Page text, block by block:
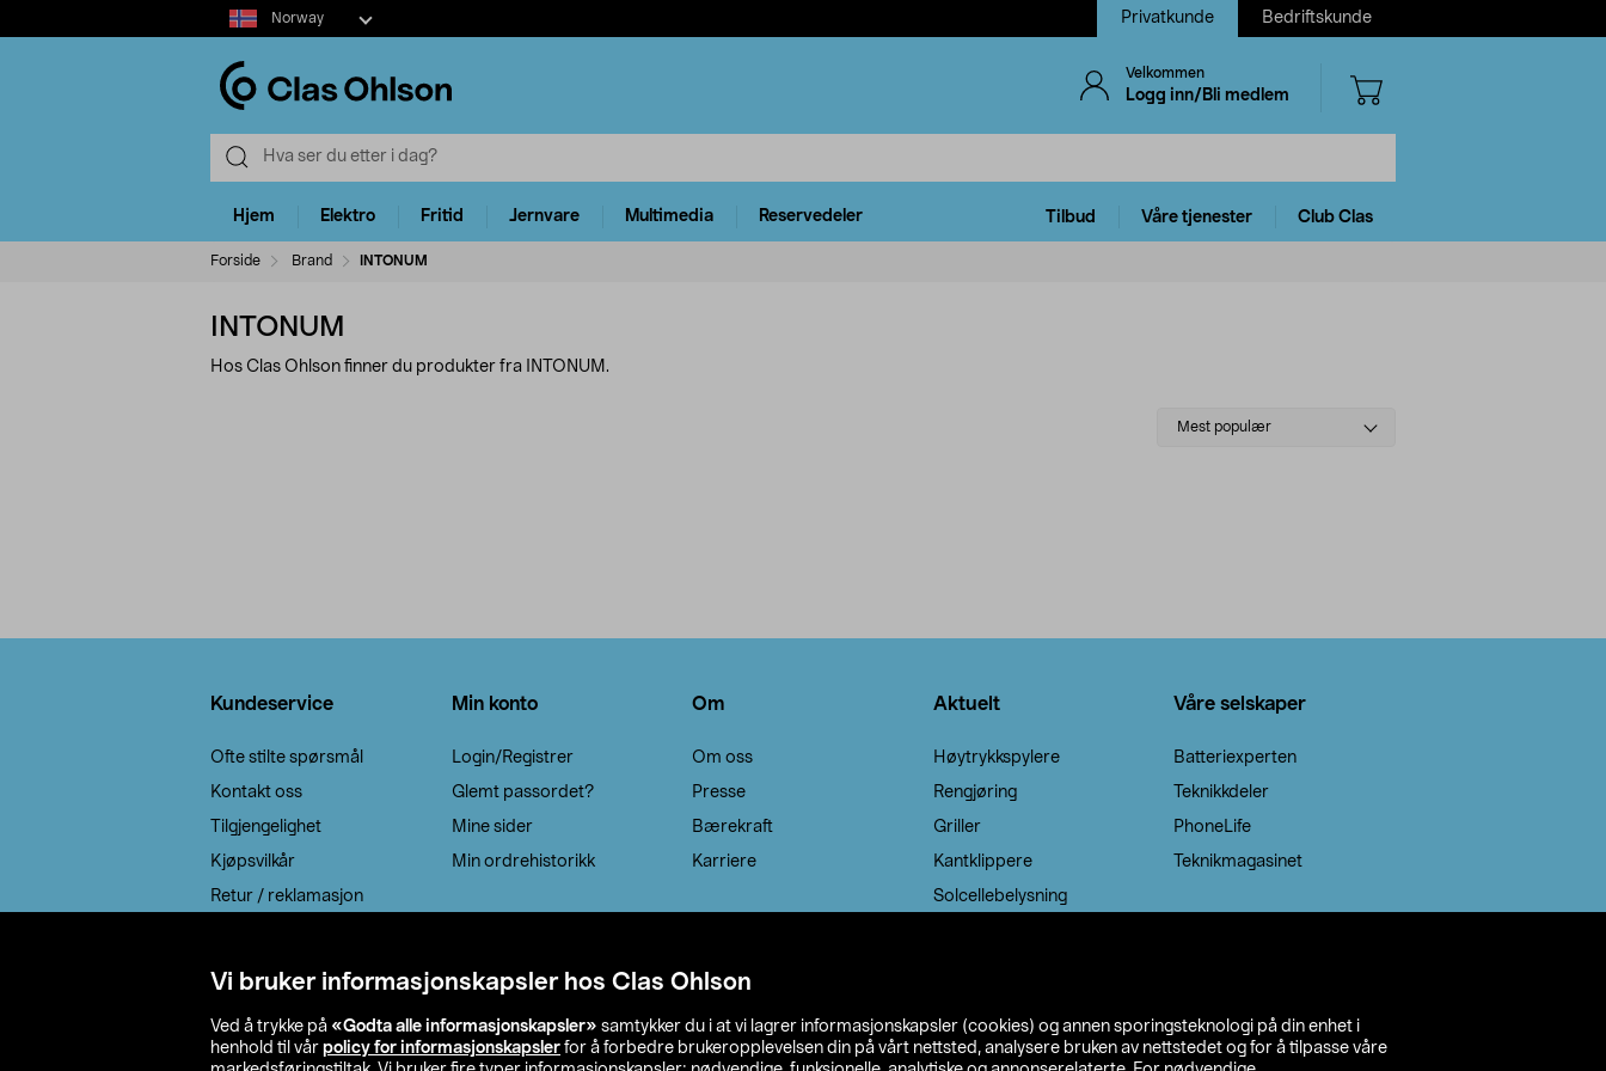
Vi bruker informasjonskapsler hos Clas Ohlson
Ved å trykke på «Godta alle informasjonskapsler» samtykker du i at vi lagrer informasjonskapsler (cookies) og annen sporingsteknologi på din enhet i
henhold til vår policy for informasjonskapsler for å forbedre brukeropplevelsen din på vårt nettsted, analysere bruken av nettstedet og for å tilpasse våre
Select
market
Norway Privatkunde Bedriftskunde
Velkommen
Logg inn/Bli medlem
Hjem Elektro Fritid Jernvare Multimedia Reservedeler Tilbud Våre tjenester Club Clas
Forside Brand INTONUM
INTONUM
Hos Clas Ohlson finner du produkter fra INTONUM.
Select
Mest populær
Kundeservice
Ofte stilte spørsmål
Kontakt oss
Tilgjengelighet
Kjøpsvilkår
Retur / reklamasjon
Min konto
Login/Registrer
Glemt passordet?
Mine sider
Min ordrehistorikk
Om
Om oss
Presse
Bærekraft
Karriere
Aktuelt
Høytrykkspylere
Rengjøring
Griller
Kantklippere
Solcellebelysning
Våre selskaper
Batteriexperten
Teknikkdeler
PhoneLife
Teknikmagasinet